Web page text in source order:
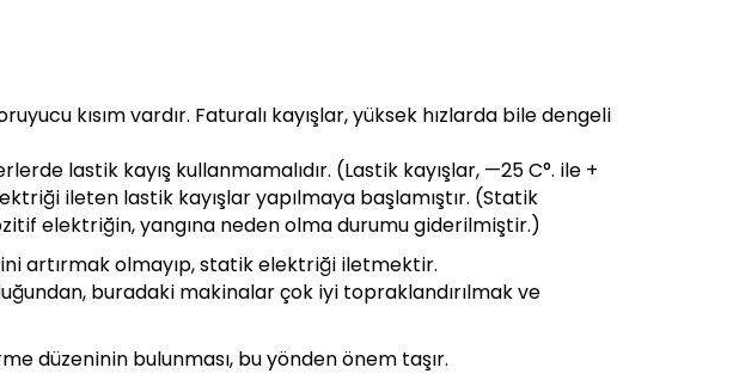
kısım vardır. Faturalı kayışlar, yüksek hızlarda bile dengeli
lastik kayış kullanmamalıdır. (Lastik kayışlar, —25 C°. ile +
ileten lastik kayışlar yapılmaya başlamıştır. (Statik
elektriğin, yangına neden olma durumu giderilmiştir.)
artırmak olmayıp, statik elektriği iletmektir.
buradaki makinalar çok iyi topraklandırılmak ve
düzeninin bulunması, bu yönden önem taşır.